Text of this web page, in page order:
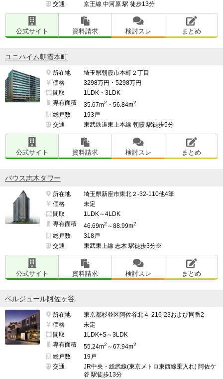
交通
京王線 中河原 駅 徒歩13分
公式サイト 資料請求 検討スレ まとめ
ユニハイム朝霞本町
所在地
埼玉県朝霞市本町２丁目
価格
3298万円・5298万円
間取
1LDK・3LDK
専有面積
35.67m2 ・56.84m2
総戸数
193戸
交通
東武鉄道東上本線 朝霞 駅徒歩5分
公式サイト 資料請求 検討スレ まとめ
バウス志木タワー
所在地
埼玉県新座市東北２-32-110他4筆
価格
未定
間取
1LDK～4LDK
専有面積
46.69m2 ～88.99m2
総戸数
318戸
交通
東武東上線 志木 駅徒歩3分※
公式サイト 資料請求 検討スレ まとめ
ベルジュール阿佐ヶ谷
所在地
東京都杉並区阿佐谷北４-216-23および同番2
価格
未定
間取
1LDK+S～3LDK
専有面積
55.24m2 ～67.94m2
総戸数
19戸
交通
JR中央・総武線(東京メトロ東西線乗入れ) 阿佐ケ
谷 駅徒歩13分